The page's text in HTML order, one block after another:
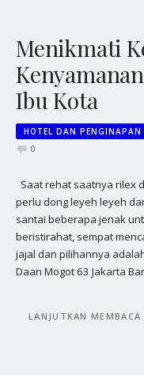
Menikmati
Ibu Kota
HOTEL DAN PENGINAPAN
0
Saat rehat saatnya rilex
perlu dong leyeh leyeh
santai beberapa jenak
beristirahat, sempat
jajal dan pilihannya
Daan Mogot 63 Jakarta
LANJUTKAN MEMBACA